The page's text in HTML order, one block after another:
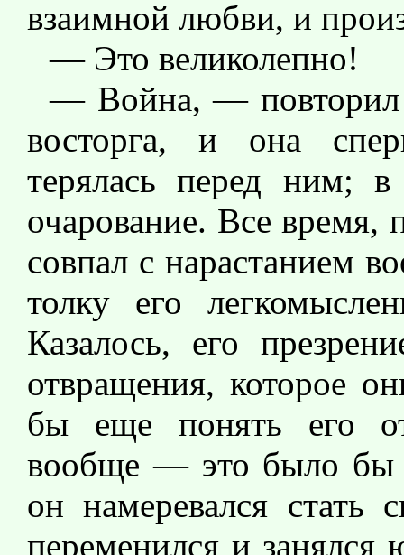
взаимной любви, и
— Это великолепно!
— Война, — повторил
восторга, и она
терялась перед ним;
очарование. Все время,
совпал с нарастанием
толку его
Казалось, его
отвращения, которое
бы еще понять его
вообще — это было бы
он намеревался стать
переменился и занялся